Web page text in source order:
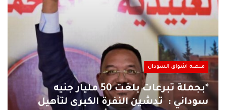
منصة اشواق السودان
*بجملة تبرعات بلغت 50 مليار جنيه
سوداني : تدشين النفرة الكبرى لتأهيل